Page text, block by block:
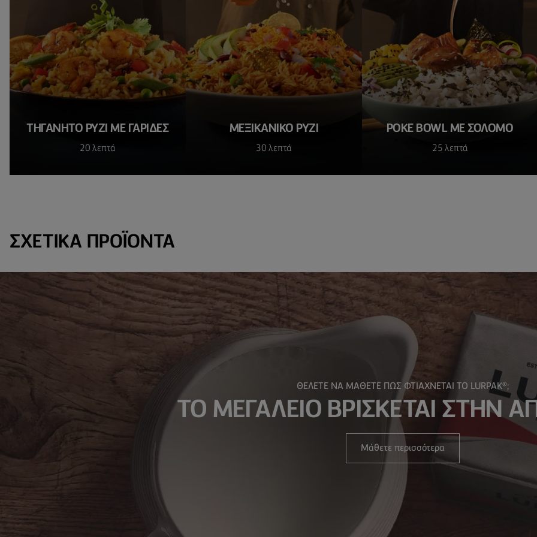
ΤΗΓΑΝΗΤΌ ΡΎΖΙ ΜΕ ΓΑΡΊΔΕΣ
20 λεπτά
ΜΕΞΙΚΆΝΙΚΟ ΡΎΖΙ
30 λεπτά
POKE BOWL ΜΕ ΣΟΛΟΜΌ
25 λεπτά
ΣΧΕΤΙΚΆ ΠΡΟΪΌΝΤΑ
ΘΕΛΕΤΕ ΝΑ ΜΑΘΕΤΕ ΠΩΣ ΦΤΙΑΧΝΕΤΑΙ ΤΟ LURPAK®;
TO ΜΕΓΑΛΕΙΟ ΒΡΙΣΚΕΤΑΙ ΣΤΗΝ
Μάθετε περισσότερα